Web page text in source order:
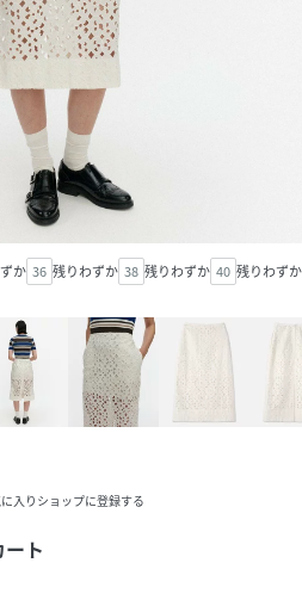
か 36 残りわずか 38 残りわずか 40 残りわずか
入りショップに登録する
ト